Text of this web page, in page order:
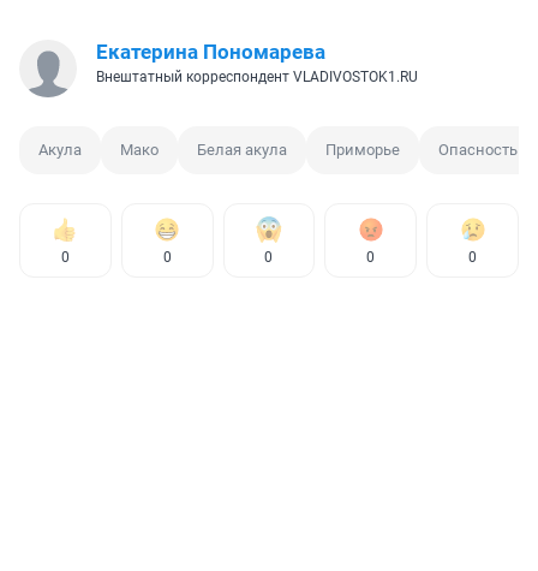
Екатерина Пономарева
Внештатный корреспондент VLADIVOSTOK1.RU
Акула Мако Белая акула Приморье Опасность
0 0 0 0 0